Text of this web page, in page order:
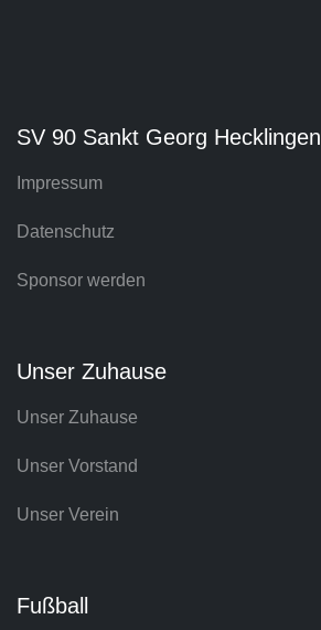
SV 90 Sankt Georg Hecklingen
Impressum
Datenschutz
Sponsor werden
Unser Zuhause
Unser Zuhause
Unser Vorstand
Unser Verein
Fußball